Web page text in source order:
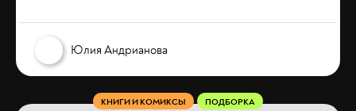
Юлия Андрианова
КНИГИ И КОМИКСЫ ПОДБОРКА